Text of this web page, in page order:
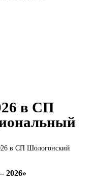
в СП
в СП Шологонский
2026»